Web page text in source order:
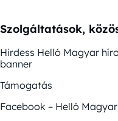
Szolgáltatások,
Hirdess Helló Magyar
banner
Támogatás
Facebook – Helló Magyar